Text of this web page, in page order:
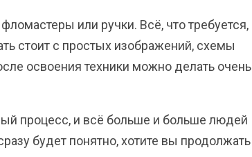
или ручки. Всё, что требуется,
стоит с простых изображений, схемы
освоения техники можно делать очень
процесс, и всё больше и больше людей
будет понятно, хотите вы продолжать